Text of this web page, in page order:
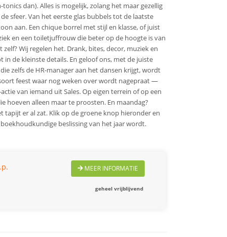
dan). Alles is mogelijk, zolang het maar gezellig
sfeer. Van het eerste glas bubbels tot de laatste
aan. Een chique borrel met stijl en klasse, of juist
en een toiletjuffrouw die beter op de hoogte is van
Wij regelen het. Drank, bites, decor, muziek en
de kleinste details. En geloof ons, met de juiste
zelfs de HR-manager aan het dansen krijgt, wordt
feest waar nog weken over wordt nagepraat —
van iemand uit Sales. Op eigen terrein of op een
hoeven alleen maar te proosten. En maandag?
tapijt er al zat. Klik op de groene knop hieronder en
beslissing van het jaar wordt.
MEER INFORMATIE
geheel vrijblijvend